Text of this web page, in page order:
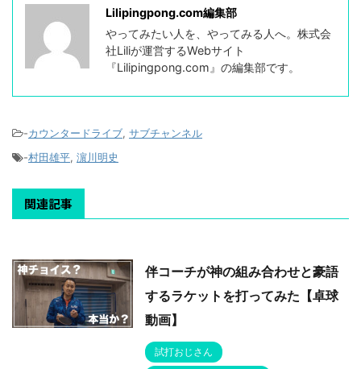
Lilipingpong.com編集部
やってみたい人を、やってみる人へ。株式会
社Liliが運営するWebサイト
『Lilipingpong.com』の編集部です。
-カウンタードライブ, サブチャンネル
-村田雄平, 濵川明史
関連記事
伴コーチが神の組み合わせと豪語
するラケットを打ってみた【卓球
動画】
試打おじさん